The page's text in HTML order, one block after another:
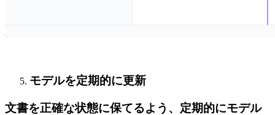
モデルを定期的に更新
文書を正確な状態に保てるよう、定期的にモデル